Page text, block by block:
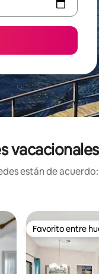
están de
Favorito entre
Favorito entre